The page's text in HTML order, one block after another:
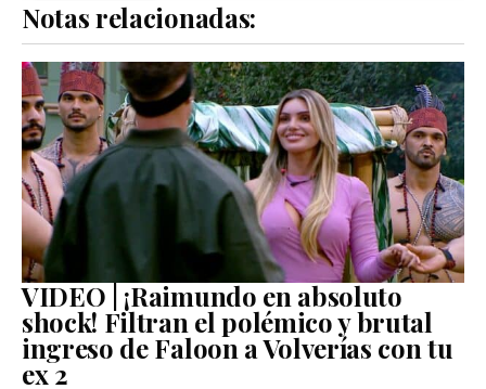
Notas relacionadas:
VIDEO | ¡Raimundo en absoluto
shock! Filtran el polémico y brutal
ingreso de Faloon a Volverías con tu
ex 2